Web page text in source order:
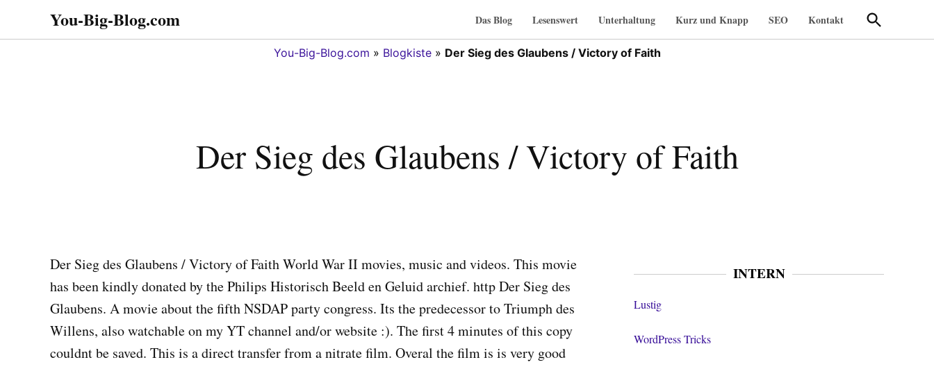
You-Big-Blog.com
Alles in einem. Tipps,
Tricks
Das Blog Lesenswert Unterhaltung Kurz und Knapp SEO Kontakt
Suche
öffnen
You-Big-Blog.com » Blogkiste» Der Sieg des Glaubens / Victory of Faith
Der Sieg des Glaubens / Victory of Faith
Der Sieg des Glaubens / Victory of Faith World War II movies, music and videos. This movie
has been kindly donated by the Philips Historisch Beeld en Geluid archief. http Der Sieg des
Glaubens. A movie about the fifth NSDAP party congress. Its the predecessor to Triumph des
Willens, also watchable on my YT channel and/or website :). The first 4 minutes of this copy
couldnt be saved. This is a direct transfer from a nitrate film. Overal the film is is very good
INTERN
Lustig
WordPress Tricks